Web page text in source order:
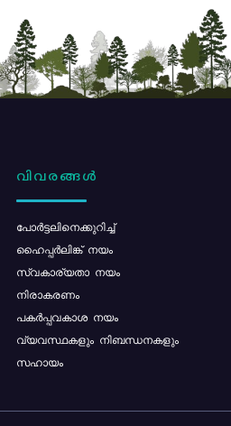
വിവരങ്ങൾ
പോര്‍ട്ടലിനെക്കുറിച്ച്
ഹൈപ്പർലിങ്ക് നയം
സ്വകാര്യതാ നയം
നിരാകരണം
പകർപ്പവകാശ നയം
വ്യവസ്ഥകളും നിബന്ധനകളും
സഹായം